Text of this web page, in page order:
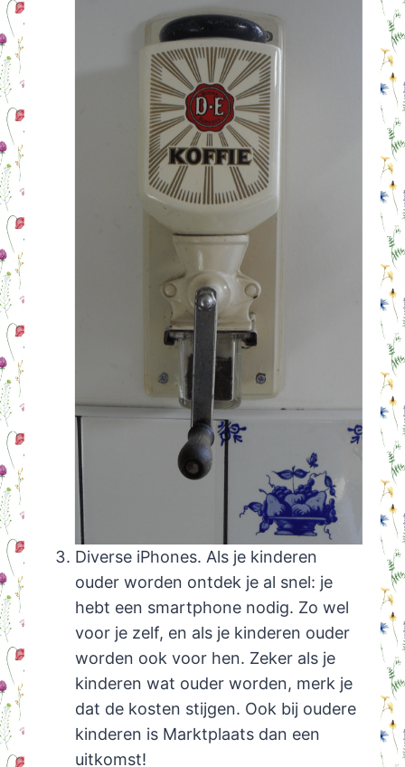
Diverse iPhones. Als je kinderen
ouder worden ontdek je al snel: je
hebt een smartphone nodig. Zo wel
voor je zelf, en als je kinderen ouder
worden ook voor hen. Zeker als je
kinderen wat ouder worden, merk je
dat de kosten stijgen. Ook bij oudere
kinderen is Marktplaats dan een
uitkomst!